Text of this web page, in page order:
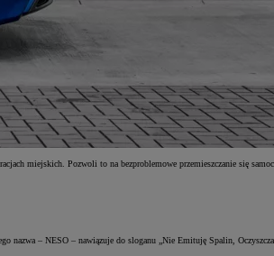
miejskich. Pozwoli to na bezproblemowe przemieszczanie się
nazwa – NESO – nawiązuje do sloganu „Nie Emituję Spalin,